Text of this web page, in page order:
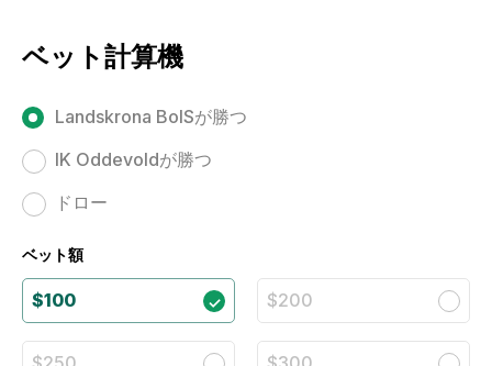
ベット計算機
Landskrona BoISが勝つ
IK Oddevoldが勝つ
ドロー
ベット額
$100 $200